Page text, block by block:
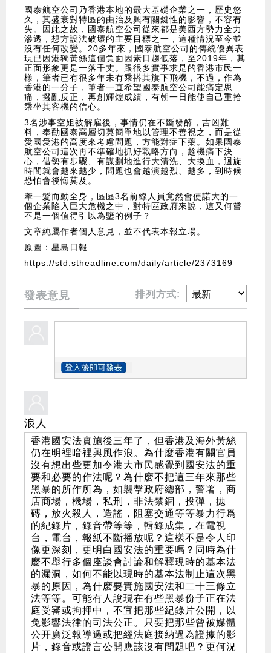
國泰航空公司乃香港本地的最大基礎企業之一，歷史悠
久，其盛衰對特區的由治及興有關鍵性的影響，不容有
失。因此之故，國泰航空公司從來都是美西方勢力全力
滲透，想方設法破壞的主要目標之一，這種情況至今並
沒有任何改變。20多年來，國泰航空公司的傳統優異表
現已因港獨黃絲這個負面因素日趨低落，至2019年，其
正面形象更是一落千丈。跟很多實事求是的香港市民一
樣，筆者已有很多年未有乘搭其旗下飛機，不過，作為
香港的一分子，筆者一直希望國泰航空公司能痛定思
痛，撥亂反正，再創輝煌成績，有朝一日能使自己重拾
乘坐其客機的信心。
3名涉事空姐被解雇後，事情仍在不斷發酵，吉凶難
料，奉勸國泰高層切莫簡單地以管理不善視之，而是從
愛國愛港的高度來考慮問題，方能對症下藥。如果國泰
航空公司這次再不準確地抓好戰略方向，趁機痛下決
心，借勢有步驟、有謀劃地進行大清洗、大換血，迴旋
時間就會越來越少，問題也會越演越烈、越多，到時候
恐怕會後悔莫及。
牽一髮而動全身，區區3名前線人員竟然會使諾大的一
個企業陷入巨大危機之中，對特區政府來說，這又何嘗
不是一個值得引以為鑒的例子？
文章純屬作者個人意見，並不代表本報立場。
原圖：星島日報
https://std.stheadline.com/daily/article/2373169
發表意見 排列方式:
浪人
香港國安法實施後三年了，但香港及海外黃絲
仍在明裡暗裡興風作浪。為什麼香港有關官員
沒有想出些更加令港大市民感覺到國安法的重
要和必要的作法呢？為什麽不把這三年來那些
黑暴的所作所為，如襲擊政府總部，警署，商
店商場，機場，私刑，非法禁錮，投彈，拋
磚，放火殺人，造謠，阻塞交通等等暴力行爲
的紀錄片，錄音帶等等，輯錄成集，在電視
台，電台，報紙不斷播放呢？這樣不是令人印
像更深刻，更明白國安法的重要嗎？同時為什
麼不舉行多個座談會討論和解釋現時的基本法
的漏洞，如何不能以現時的基本法制止這次黑
暴的原因，為什麽要實施國安法和二十三條立
法等等。可能有人說現在有些黑暴份子正在法
庭受審或拘押中，不宜把那些紀錄片公開，以
免影響法律的司法公正。只要把那些曾被媒體
公开廣泛報導過或把經法庭接納過為證據的影
片，錄音或證言公開應該沒有問題吧？更何況